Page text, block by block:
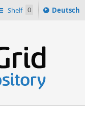
Shelf 0
Sprache
ï¿½ndern
Deutsch